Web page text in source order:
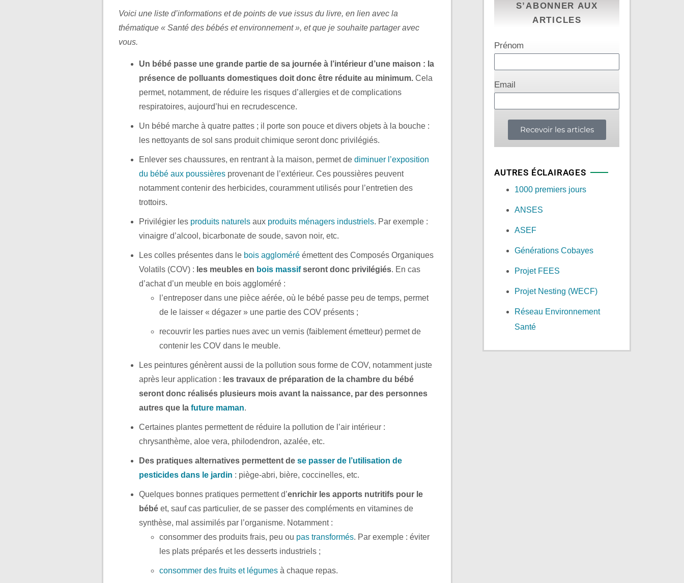
Voici une liste d’informations et de points de vue issus du livre, en lien avec la
thématique « Santé des bébés et environnement », et que je souhaite partager avec
vous.
Un bébé passe une grande partie de sa journée à l’intérieur d’une maison : la
présence de polluants domestiques doit donc être réduite au minimum. Cela
permet, notamment, de réduire les risques d’allergies et de complications
respiratoires, aujourd’hui en recrudescence.
Un bébé marche à quatre pattes ; il porte son pouce et divers objets à la bouche :
les nettoyants de sol sans produit chimique seront donc privilégiés.
Enlever ses chaussures, en rentrant à la maison, permet de diminuer l’exposition
du bébé aux poussières provenant de l’extérieur. Ces poussières peuvent
notamment contenir des herbicides, couramment utilisés pour l’entretien des
trottoirs.
Privilégier les produits naturels aux produits ménagers industriels. Par exemple :
vinaigre d’alcool, bicarbonate de soude, savon noir, etc.
Les colles présentes dans le bois aggloméré émettent des Composés Organiques
Volatils (COV) : les meubles en bois massifseront donc privilégiés. En cas
d’achat d’un meuble en bois aggloméré :
l’entreposer dans une pièce aérée, où le bébé passe peu de temps, permet
de le laisser « dégazer » une partie des COV présents ;
recouvrir les parties nues avec un vernis (faiblement émetteur) permet de
contenir les COV dans le meuble.
Les peintures génèrent aussi de la pollution sous forme de COV, notamment juste
après leur application : les travaux de préparation de la chambre du bébé
seront donc réalisés plusieurs mois avant la naissance, par des personnes
autres que la future maman.
Certaines plantes permettent de réduire la pollution de l’air intérieur :
chrysanthème, aloe vera, philodendron, azalée, etc.
Des pratiques alternatives permettent de se passer de l’utilisation de
pesticides dans le jardin : piège-abri, bière, coccinelles, etc.
Quelques bonnes pratiques permettent d’enrichir les apports nutritifs pour le
bébé et, sauf cas particulier, de se passer des compléments en vitamines de
synthèse, mal assimilés par l’organisme. Notamment :
consommer des produits frais, peu ou pas transformés. Par exemple : éviter
les plats préparés et les desserts industriels ;
consommer des fruits et légumes à chaque repas.
S’ABONNER AUX
ARTICLES
Prénom
Email
Recevoir les articles
AUTRES ÉCLAIRAGES
1000 premiers jours
ANSES
ASEF
Générations Cobayes
Projet FEES
Projet Nesting (WECF)
Réseau Environnement
Santé